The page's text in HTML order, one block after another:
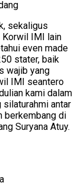
sekaligus
Korwil IMI lain
even made
stater, baik
wajib yang
IMI seantero
kami dalam
silaturahmi antar
berkembang di
Suryana Atuy.